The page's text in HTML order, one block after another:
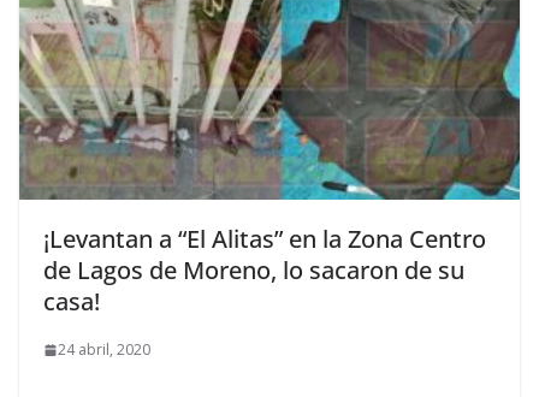
¡Levantan a “El Alitas” en la Zona Centro
de Lagos de Moreno, lo sacaron de su
casa!
24 abril, 2020